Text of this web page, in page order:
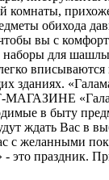
комнаты,
вы с
наборы для
зданиях.
в быту
будут ждать
желанными
праздник.